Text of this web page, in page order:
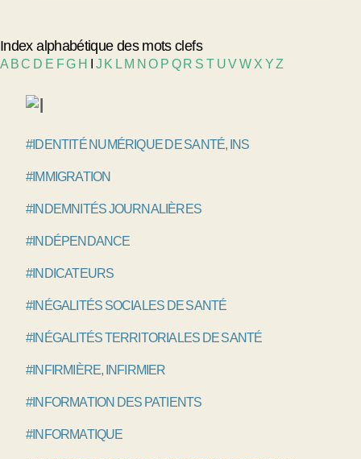
Index alphabétique des mots clefs
A BC D E FG H J K L M NO P Q R S T UVW X YZ
#IDENTITÉ NUMÉRIQUE DE SANTÉ, INS
#IMMIGRATION
#INDEMNITÉS JOURNALIÈRES
#INDÉPENDANCE
#INDICATEURS
#INÉGALITÉS SOCIALES DE SANTÉ
#INÉGALITÉS TERRITORIALES DE SANTÉ
#INFIRMIÈRE, INFIRMIER
#INFORMATION DES PATIENTS
#INFORMATIQUE